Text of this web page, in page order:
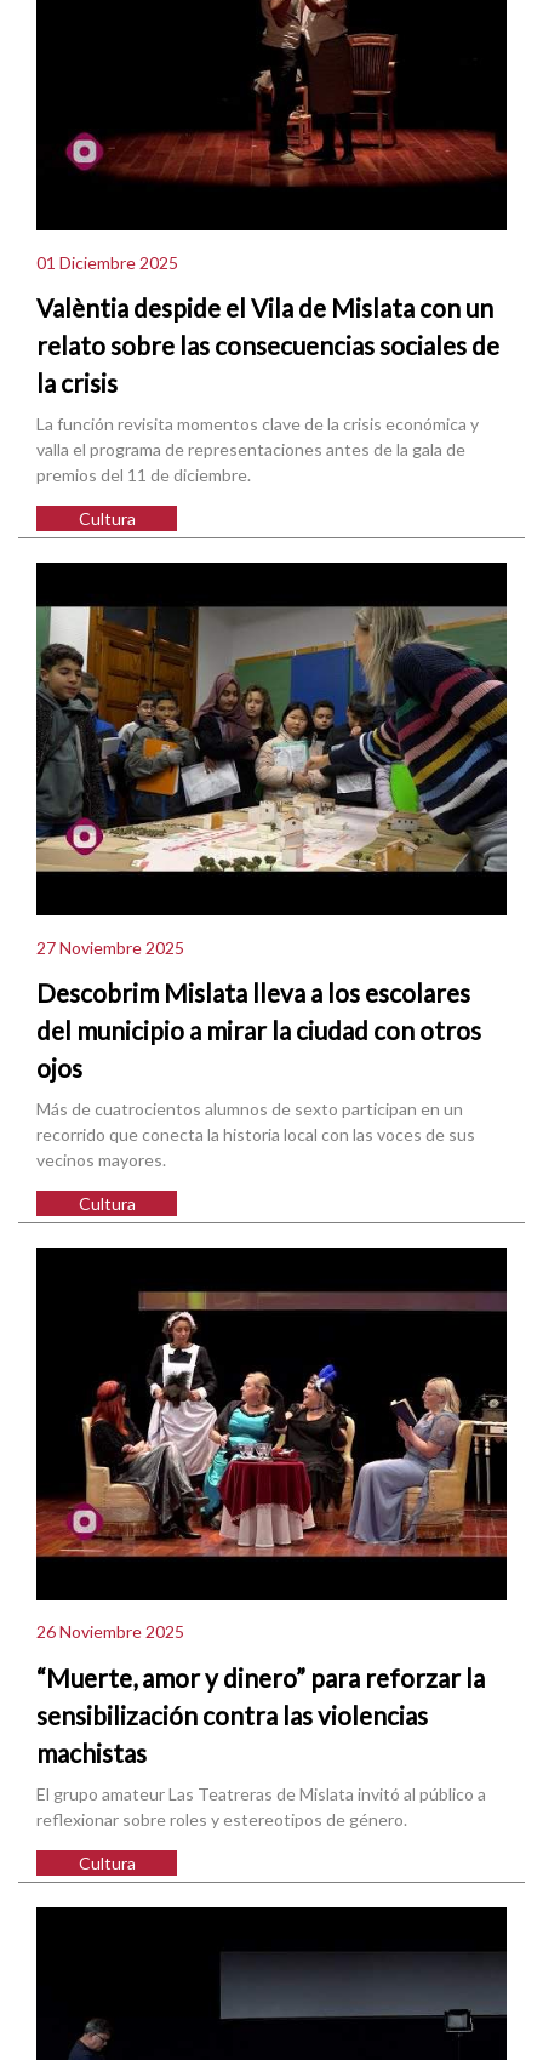
01 Diciembre 2025
Valèntia despide el Vila de Mislata con un
relato sobre las consecuencias sociales de
la crisis
La función revisita momentos clave de la crisis económica y
valla el programa de representaciones antes de la gala de
premios del 11 de diciembre.
Cultura
27 Noviembre 2025
Descobrim Mislata lleva a los escolares
del municipio a mirar la ciudad con otros
ojos
Más de cuatrocientos alumnos de sexto participan en un
recorrido que conecta la historia local con las voces de sus
vecinos mayores.
Cultura
26 Noviembre 2025
“Muerte, amor y dinero” para reforzar la
sensibilización contra las violencias
machistas
El grupo amateur Las Teatreras de Mislata invitó al público a
reflexionar sobre roles y estereotipos de género.
Cultura